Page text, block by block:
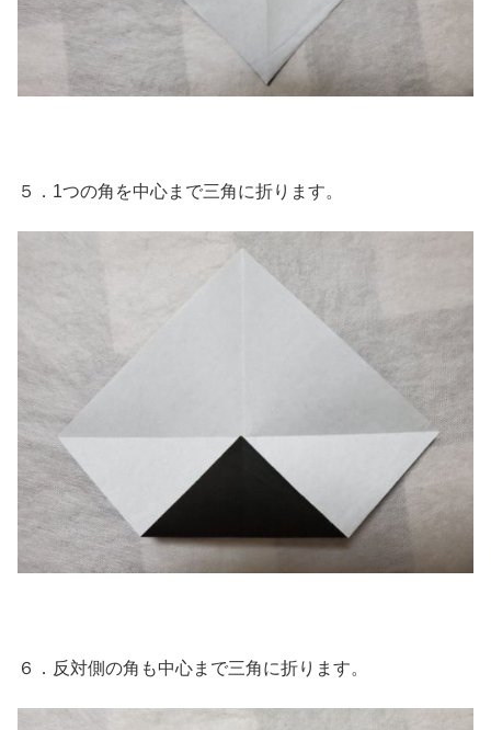
５．1つの角を中心まで三角に折ります。
６．反対側の角も中心まで三角に折ります。